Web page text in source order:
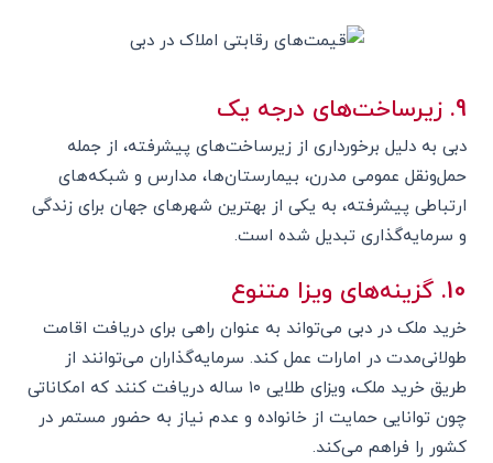
9. زیرساخت‌های درجه یک
دبی به دلیل برخورداری از زیرساخت‌های پیشرفته، از جمله
حمل‌ونقل عمومی مدرن، بیمارستان‌ها، مدارس و شبکه‌های
ارتباطی پیشرفته، به یکی از بهترین شهرهای جهان برای زندگی
و سرمایه‌گذاری تبدیل شده است.
10. گزینه‌های ویزا متنوع
خرید ملک در دبی می‌تواند به عنوان راهی برای دریافت اقامت
طولانی‌مدت در امارات عمل کند. سرمایه‌گذاران می‌توانند از
طریق خرید ملک، ویزای طلایی ۱۰ ساله دریافت کنند که امکاناتی
چون توانایی حمایت از خانواده و عدم نیاز به حضور مستمر در
کشور را فراهم می‌کند.